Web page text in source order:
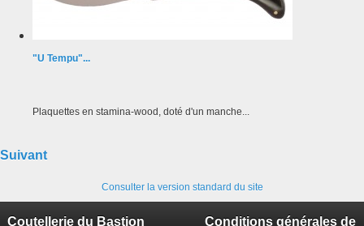
"U Tempu"...
Plaquettes en stamina-wood, doté d'un manche...
Suivant
Consulter la version standard du site
Coutellerie du Bastion Conditions générales de